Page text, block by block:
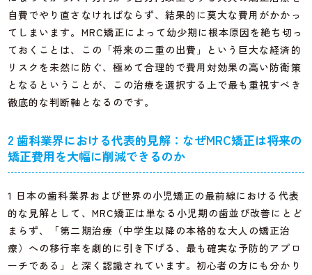
自費でやり直さなければならず、結果的に莫大な費用がかかっ
てしまいます。MRC矯正によって幼少期に根本原因を絶ち切っ
ておくことは、この「将来の二重の出費」という巨大な経済的
リスクを未然に防ぐ、極めて合理的で費用対効果の高い防衛策
となるということが、この治療を選択する上で最も重視すべき
徹底的な判断軸となるのです。
2 歯科業界における代表的見解：なぜMRC矯正は将来の
矯正費用を大幅に削減できるのか
1 日本の歯科業界および世界の小児矯正の最前線における代表
的な見解として、MRC矯正は単なる小児期の歯並び改善にとど
まらず、「第二期治療（中学生以降の本格的な大人の矯正治
療）への移行率を劇的に引き下げる、最も確実な予防的アプロ
ーチである」と深く認識されています。初心者の方にも分かり